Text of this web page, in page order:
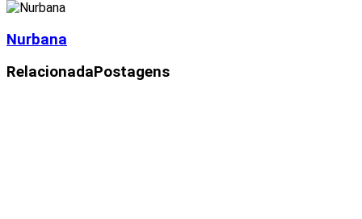
Nurbana
RelacionadaPostagens